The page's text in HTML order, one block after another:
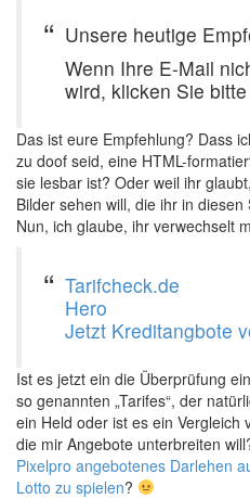
Unsere heutige
Wenn Ihre E-Mail
wird, klicken Sie bitte
Das ist eure Empfehlung? Dass
zu doof seid, eine HTML-
sie lesbar ist? Oder weil ihr
Bilder sehen will, die ihr in
Nun, ich glaube, ihr verwechselt
Tarifcheck.de
Hero
Jetzt Kreditangbote
Ist es jetzt ein die Überprüfung
so genannten „Tarifes“, der
ein Held oder ist es ein Vergleich
die mir Angebote unterbreiten
Pixelpro angebotenes Darlehen
Lotto zu spielen?